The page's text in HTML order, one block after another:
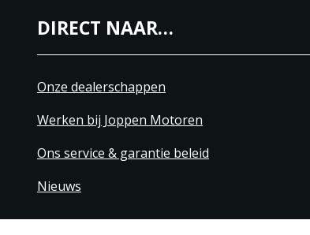
DIRECT NAAR…
Onze dealerschappen
Werken bij Joppen Motoren
Ons service & garantie beleid
Nieuws